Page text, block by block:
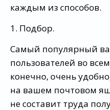
каждым из способов.
1. Подбор.
Самый популярный
пользователей во
конечно, очень
на вашем почтовом
не составит труда